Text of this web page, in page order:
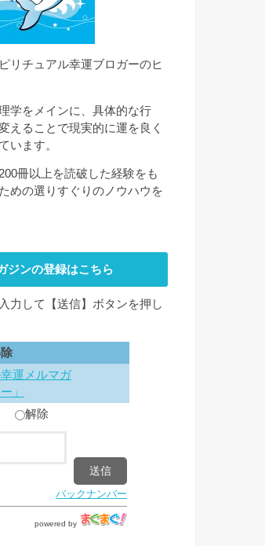
リチュアル幸運ブロガーのヒ
学をメインに、具体的な行
えることで現実的に運を良く
います。
冊以上を読破した経験をも
めの選りすぐりのノウハウを
ジンの登録はこちら
力して【送信】ボタンを押し
運メルマガ
」
解除
バックナンバー
powered by